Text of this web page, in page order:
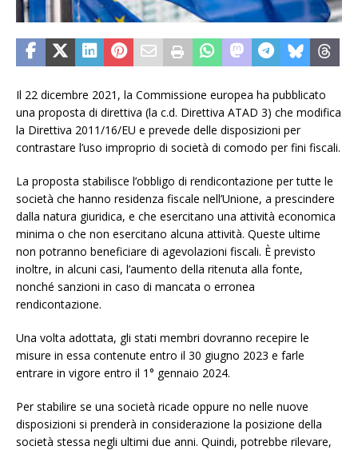
Il 22 dicembre 2021, la Commissione europea ha pubblicato
una proposta di direttiva (la c.d. Direttiva ATAD 3) che modifica
la Direttiva 2011/16/EU e prevede delle disposizioni per
contrastare l’uso improprio di società di comodo per fini fiscali.
La proposta stabilisce l’obbligo di rendicontazione per tutte le
società che hanno residenza fiscale nell’Unione, a prescindere
dalla natura giuridica, e che esercitano una attività economica
minima o che non esercitano alcuna attività. Queste ultime
non potranno beneficiare di agevolazioni fiscali. È previsto
inoltre, in alcuni casi, l’aumento della ritenuta alla fonte,
nonché sanzioni in caso di mancata o erronea
rendicontazione.
Una volta adottata, gli stati membri dovranno recepire le
misure in essa contenute entro il 30 giugno 2023 e farle
entrare in vigore entro il 1° gennaio 2024.
Per stabilire se una società ricade oppure no nelle nuove
disposizioni si prenderà in considerazione la posizione della
società stessa negli ultimi due anni. Quindi, potrebbe rilevare,